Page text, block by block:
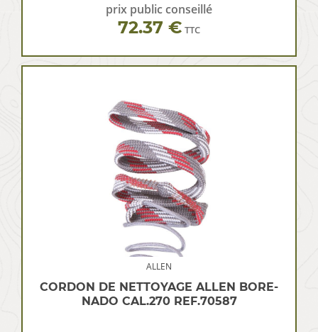
prix public conseillé
72.37 € TTC
ALLEN
CORDON DE NETTOYAGE ALLEN BORE-
NADO CAL.270 REF.70587